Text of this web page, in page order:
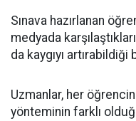
Sınava hazırlanan
medyada
da kaygıyı artırabildiği
Uzmanlar, her
yönteminin farklı